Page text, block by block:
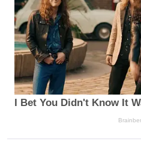
I Bet You Didn't Know It